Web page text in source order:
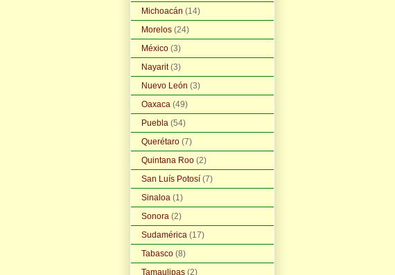
Michoacán (14)
Morelos (24)
México (3)
Nayarit (3)
Nuevo León (3)
Oaxaca (49)
Puebla (54)
Querétaro (7)
Quintana Roo (2)
San Luís Potosí (7)
Sinaloa (1)
Sonora (2)
Sudamérica (17)
Tabasco (8)
Tamaulipas (2)